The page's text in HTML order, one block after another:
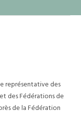
représentative des
des Fédérations de
de la Fédération